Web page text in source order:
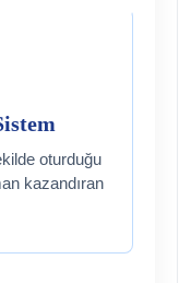
oturduğu
kazandıran